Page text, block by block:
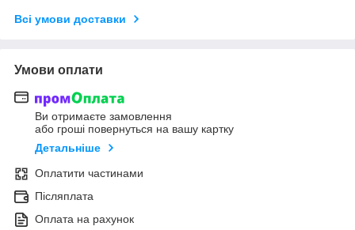
Всі умови доставки
Умови оплати
Ви отримаєте замовлення
або гроші повернуться на вашу картку
Детальніше
Оплатити частинами
Післяплата
Оплата на рахунок